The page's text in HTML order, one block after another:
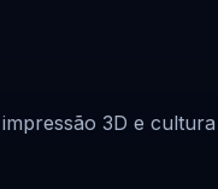
3D e cultura